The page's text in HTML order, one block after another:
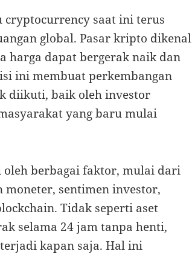
cryptocurrency saat ini terus
global. Pasar kripto dikenal
harga dapat bergerak naik dan
ini membuat perkembangan
diikuti, baik oleh investor
yang baru mulai
berbagai faktor, mulai dari
sentimen investor,
Tidak seperti aset
selama 24 jam tanpa henti,
kapan saja. Hal ini